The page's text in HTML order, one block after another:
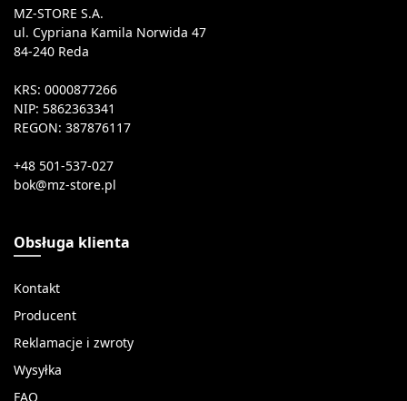
MZ-STORE S.A.
ul. Cypriana Kamila Norwida 47
84-240 Reda
KRS: 0000877266
NIP: 5862363341
REGON: 387876117
+48 501-537-027
Obsługa klienta
Kontakt
Producent
Reklamacje i zwroty
Wysyłka
FAQ